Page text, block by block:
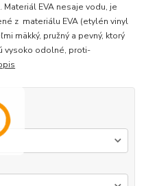
EVA nesaje vodu, je
z materiálu EVA (etylén vinyl
mäkký, pružný a pevný, ktorý
vysoko odolné, proti-